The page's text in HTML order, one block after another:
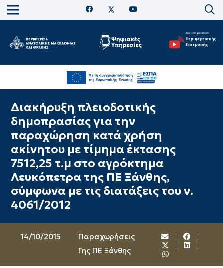
Διακήρυξη πλειοδοτικής
δημοπρασίας για την
παραχώρηση κατά χρήση
ακίνητου με τίμημα έκτασης
7512,25 τ.μ στο αγρόκτημα
Λευκόπετρα της ΠΕ Ξάνθης,
σύμφωνα με τις διατάξεις του ν.
4061/2012
14/10/2015
Παραχωρήσεις
Γης ΠΕ Ξάνθης